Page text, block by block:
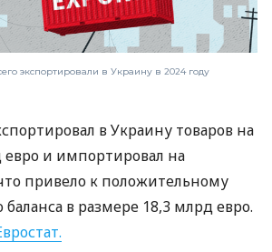
экспортировали в Украину в 2024 году
в Украину товаров на
и импортировал на
привело к положительному
баланса в размере 18,3 млрд евро.